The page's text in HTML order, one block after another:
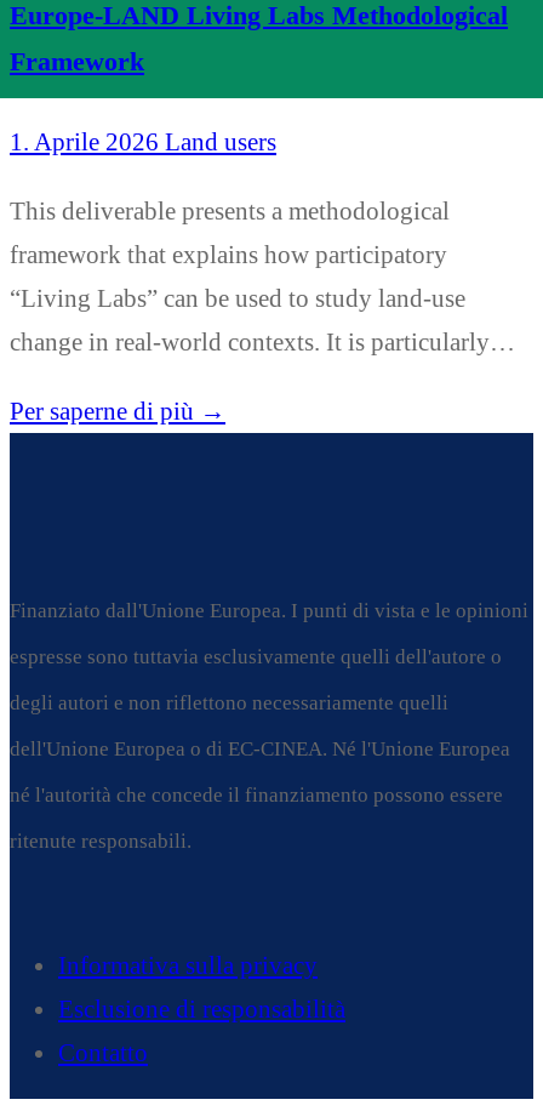
Europe-LAND Living Labs Methodological
Framework
1. Aprile 2026 Land users
This deliverable presents a methodological
framework that explains how participatory
“Living Labs” can be used to study land-use
change in real-world contexts. It is particularly…
Per saperne di più →
Finanziato dall'Unione Europea. I punti di vista e le opinioni
espresse sono tuttavia esclusivamente quelli dell'autore o
degli autori e non riflettono necessariamente quelli
dell'Unione Europea o di EC-CINEA. Né l'Unione Europea
né l'autorità che concede il finanziamento possono essere
ritenute responsabili.
Informativa sulla privacy
Esclusione di responsabilità
Contatto